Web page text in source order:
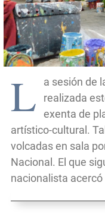
L
a sesión de
realizada
exenta de
artístico-cultural.
volcadas en sala
Nacional. El que
nacionalista